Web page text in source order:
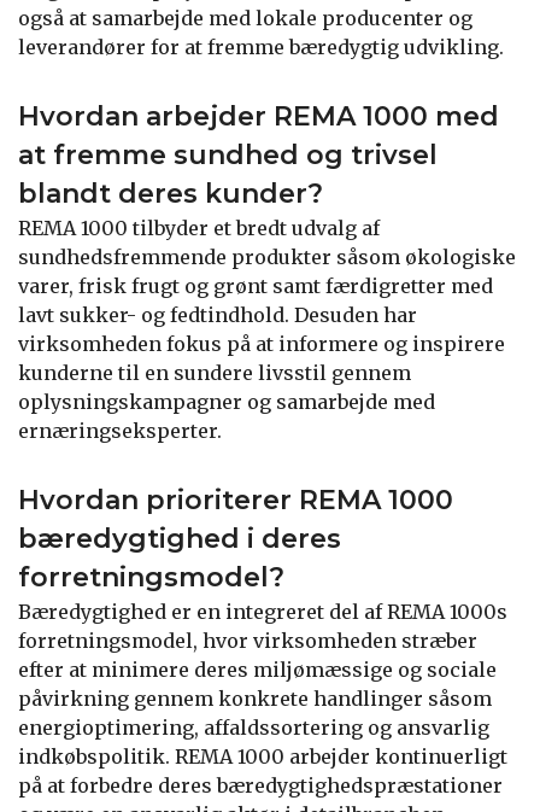
også at samarbejde med lokale producenter og
leverandører for at fremme bæredygtig udvikling.
Hvordan arbejder REMA 1000 med
at fremme sundhed og trivsel
blandt deres kunder?
REMA 1000 tilbyder et bredt udvalg af
sundhedsfremmende produkter såsom økologiske
varer, frisk frugt og grønt samt færdigretter med
lavt sukker- og fedtindhold. Desuden har
virksomheden fokus på at informere og inspirere
kunderne til en sundere livsstil gennem
oplysningskampagner og samarbejde med
ernæringseksperter.
Hvordan prioriterer REMA 1000
bæredygtighed i deres
forretningsmodel?
Bæredygtighed er en integreret del af REMA 1000s
forretningsmodel, hvor virksomheden stræber
efter at minimere deres miljømæssige og sociale
påvirkning gennem konkrete handlinger såsom
energioptimering, affaldssortering og ansvarlig
indkøbspolitik. REMA 1000 arbejder kontinuerligt
på at forbedre deres bæredygtighedspræstationer